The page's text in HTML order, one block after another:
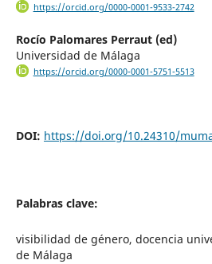
https://orcid.org/0000-0001-9533-2742
Rocío Palomares Perraut (ed)
Universidad de Málaga
https://orcid.org/0000-0001-5751-5513
DOI: https://doi.org/10.24310/
Palabras clave:
visibilidad de género, docencia
de Málaga